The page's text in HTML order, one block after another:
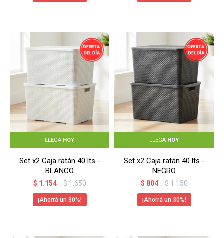
LLEGA HOY
Set x2 Caja ratán 40 lts -
BLANCO
$ 1.154 $1.650
30
LLEGA HOY
Set x2 Caja ratán 40 lts -
NEGRO
$ 804 $1.150
30